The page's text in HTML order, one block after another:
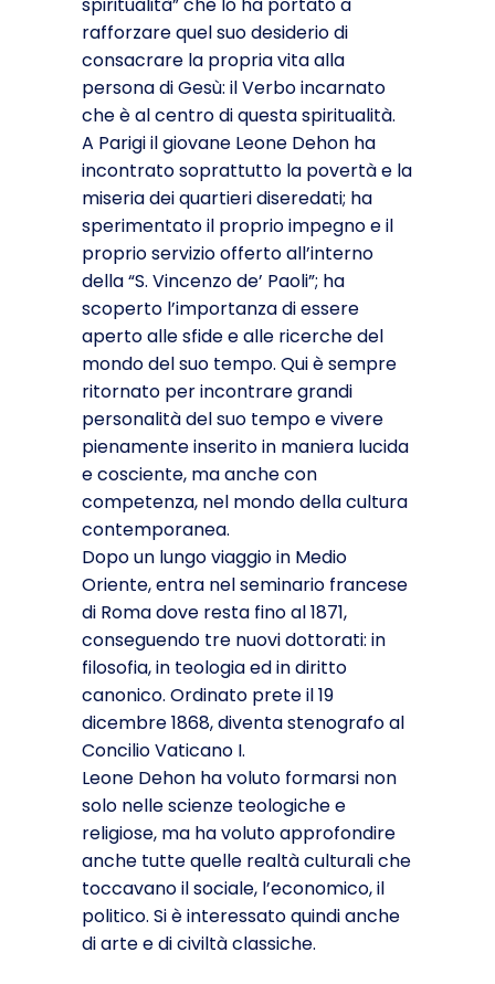
rafforzare quel suo desiderio di
consacrare la propria vita alla
persona di Gesù: il Verbo incarnato
che è al centro di questa spiritualità.
A Parigi il giovane Leone Dehon ha
incontrato soprattutto la povertà e la
miseria dei quartieri diseredati; ha
sperimentato il proprio impegno e il
proprio servizio offerto all’interno
della “S. Vincenzo de’ Paoli”; ha
scoperto l’importanza di essere
aperto alle sfide e alle ricerche del
mondo del suo tempo. Qui è sempre
ritornato per incontrare grandi
personalità del suo tempo e vivere
pienamente inserito in maniera lucida
e cosciente, ma anche con
competenza, nel mondo della cultura
contemporanea.
Dopo un lungo viaggio in Medio
Oriente, entra nel seminario francese
di Roma dove resta fino al 1871,
conseguendo tre nuovi dottorati: in
filosofia, in teologia ed in diritto
canonico. Ordinato prete il 19
dicembre 1868, diventa stenografo al
Concilio Vaticano I.
Leone Dehon ha voluto formarsi non
solo nelle scienze teologiche e
religiose, ma ha voluto approfondire
anche tutte quelle realtà culturali che
toccavano il sociale, l’economico, il
politico. Si è interessato quindi anche
di arte e di civiltà classiche.